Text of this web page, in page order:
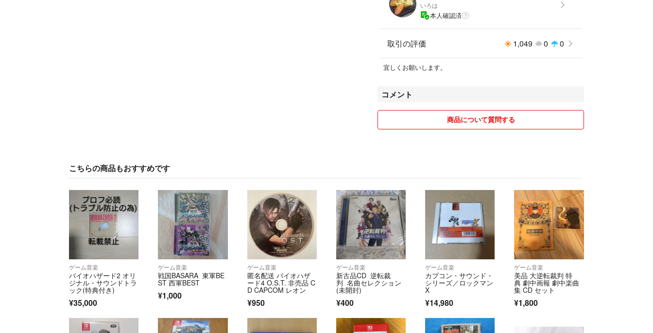
いろは
本人確認済
取引の評価 1,049 0 0
宜しくお願いします。
コメント
商品について質問する
こちらの商品もおすすめです
ゲーム音楽
バイオハザード2 オリ
ジナル・サウンドトラ
ック(特典付き)
¥35,000
ゲーム音楽
戦国BASARA 東軍BE
ST 西軍BEST
¥1,000
ゲーム音楽
匿名配送 バイオハザ
ード4 O.S.T. 非売品 C
D CAPCOM レオン
¥950
ゲーム音楽
新古品CD 逆転裁
判 名曲セレクション
(未開封)
¥400
ゲーム音楽
カプコン・サウンド・
シリーズ／ロックマン
X
¥14,980
ゲーム音楽
美品 大逆転裁判 特
典 劇中画報 劇中楽曲
集 CD セット
¥1,800